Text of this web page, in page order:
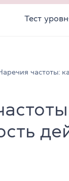
Тест
частоты: